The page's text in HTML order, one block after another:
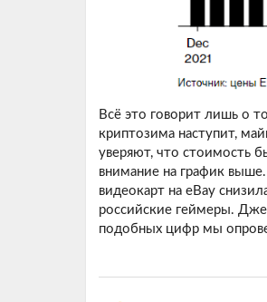
Всё это говорит лишь о
криптозима наступит,
уверяют, что стоимость
внимание на график
видеокарт на eBay
российские геймеры.
подобных цифр мы